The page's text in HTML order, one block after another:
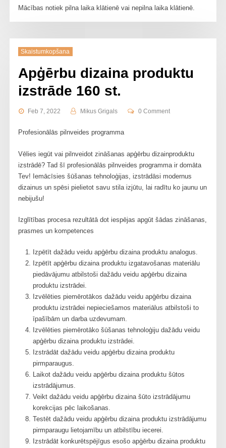
Mācības notiek pilna laika klātienē vai nepilna laika klātienē.
Skaistumkopšana
Apģērbu dizaina produktu
izstrāde 160 st.
Feb 7, 2022 Mikus Grigals 0 Comment
Profesionālās pilnveides programma
Vēlies iegūt vai pilnveidot zināšanas apģērbu dizainproduktu
izstrādē? Tad šī profesionālās pilnveides programma ir domāta
Tev! Iemācīsies šūšanas tehnoloģijas, izstrādāsi modernus
dizainus un spēsi pielietot savu stila izjūtu, lai radītu ko jaunu un
nebijušu!
Izglītības procesa rezultātā dot iespējas apgūt šādas zināšanas,
prasmes un kompetences
Izpētīt dažādu veidu apģērbu dizaina produktu analogus.
Izpētīt apģērbu dizaina produktu izgatavošanas materiālu
piedāvājumu atbilstoši dažādu veidu apģērbu dizaina
produktu izstrādei.
Izvēlēties piemērotākos dažādu veidu apģērbu dizaina
produktu izstrādei nepieciešamos materiālus atbilstoši to
īpašībām un darba uzdevumam.
Izvēlēties piemērotāko šūšanas tehnoloģiju dažādu veidu
apģērbu dizaina produktu izstrādei.
Izstrādāt dažādu veidu apģērbu dizaina produktu
pirmparaugus.
Laikot dažādu veidu apģērbu dizaina produktu šūtos
izstrādājumus.
Veikt dažādu veidu apģērbu dizaina šūto izstrādājumu
korekcijas pēc laikošanas.
Testēt dažādu veidu apģērbu dizaina produktu izstrādājumu
pirmparaugu lietojamību un atbilstību iecerei.
Izstrādāt konkurētspējīgus esošo apģērbu dizaina produktu